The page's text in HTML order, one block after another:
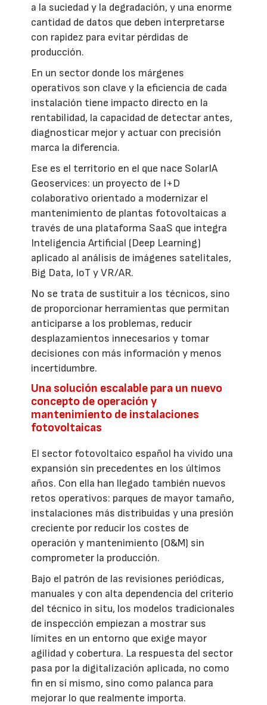
a la suciedad y la degradación, y una enorme
cantidad de datos que deben interpretarse
con rapidez para evitar pérdidas de
producción.
En un sector donde los márgenes
operativos son clave y la eficiencia de cada
instalación tiene impacto directo en la
rentabilidad, la capacidad de detectar antes,
diagnosticar mejor y actuar con precisión
marca la diferencia.
Ese es el territorio en el que nace SolarIA
Geoservices: un proyecto de I+D
colaborativo orientado a modernizar el
mantenimiento de plantas fotovoltaicas a
través de una plataforma SaaS que integra
Inteligencia Artificial (Deep Learning)
aplicado al análisis de imágenes satelitales,
Big Data, IoT y VR/AR.
No se trata de sustituir a los técnicos, sino
de proporcionar herramientas que permitan
anticiparse a los problemas, reducir
desplazamientos innecesarios y tomar
decisiones con más información y menos
incertidumbre.
Una solución escalable para un nuevo
concepto de operación y
mantenimiento de instalaciones
fotovoltaicas
El sector fotovoltaico español ha vivido una
expansión sin precedentes en los últimos
años. Con ella han llegado también nuevos
retos operativos: parques de mayor tamaño,
instalaciones más distribuidas y una presión
creciente por reducir los costes de
operación y mantenimiento (O&M) sin
comprometer la producción.
Bajo el patrón de las revisiones periódicas,
manuales y con alta dependencia del criterio
del técnico in situ, los modelos tradicionales
de inspección empiezan a mostrar sus
límites en un entorno que exige mayor
agilidad y cobertura. La respuesta del sector
pasa por la digitalización aplicada, no como
fin en sí mismo, sino como palanca para
mejorar lo que realmente importa.